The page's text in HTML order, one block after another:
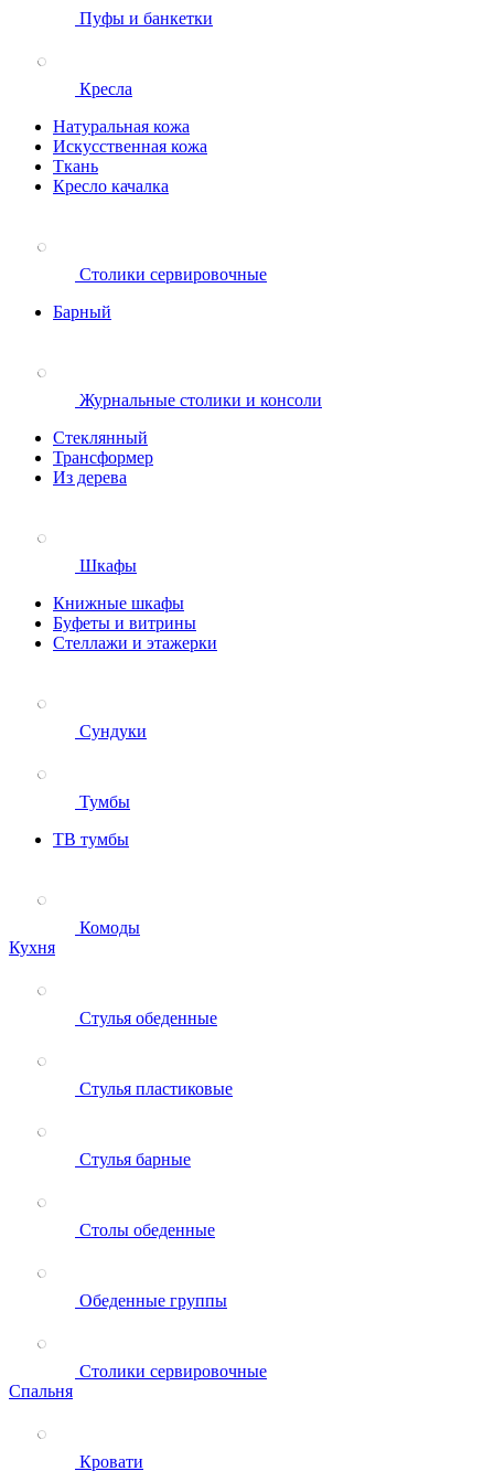
Пуфы и банкетки
Кресла
Натуральная кожа
Искусственная кожа
Ткань
Кресло качалка
Столики сервировочные
Барный
Журнальные столики и консоли
Стеклянный
Трансформер
Из дерева
Шкафы
Книжные шкафы
Буфеты и витрины
Стеллажи и этажерки
Сундуки
Тумбы
ТВ тумбы
Комоды
Кухня
Стулья обеденные
Стулья пластиковые
Стулья барные
Столы обеденные
Обеденные группы
Столики сервировочные
Спальня
Кровати